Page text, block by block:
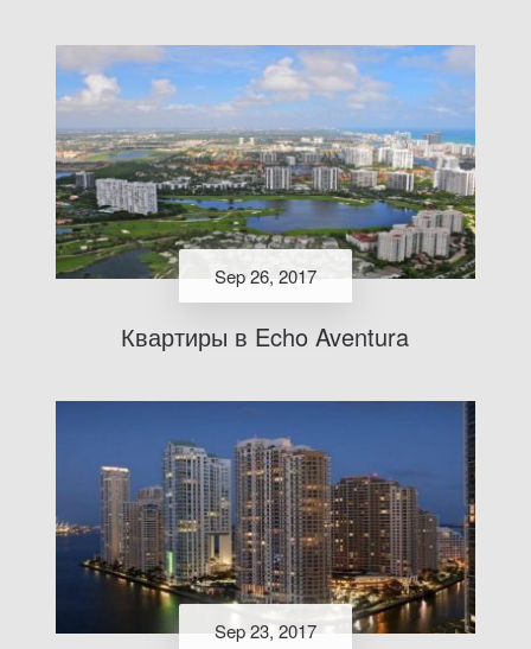
Sep 26, 2017
Квартиры в Echo Aventura
Sep 23, 2017